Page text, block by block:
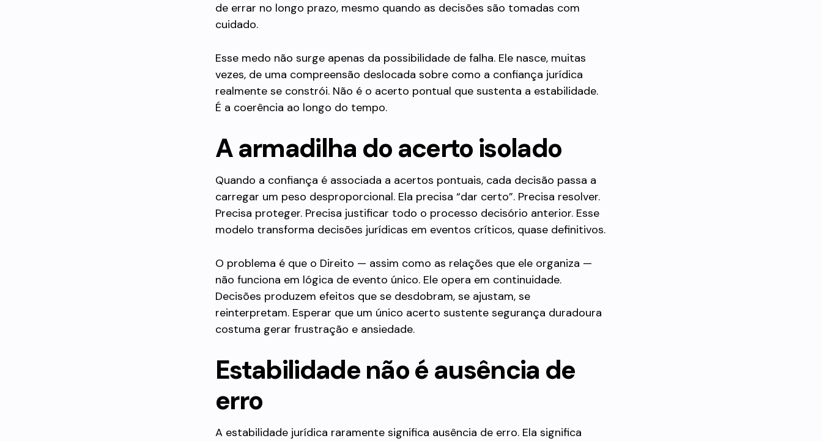
de errar no longo prazo, mesmo quando as decisões são tomadas com
cuidado.
Esse medo não surge apenas da possibilidade de falha. Ele nasce, muitas
vezes, de uma compreensão deslocada sobre como a confiança jurídica
realmente se constrói. Não é o acerto pontual que sustenta a estabilidade.
É a coerência ao longo do tempo.
A armadilha do acerto isolado
Quando a confiança é associada a acertos pontuais, cada decisão passa a
carregar um peso desproporcional. Ela precisa “dar certo”. Precisa resolver.
Precisa proteger. Precisa justificar todo o processo decisório anterior. Esse
modelo transforma decisões jurídicas em eventos críticos, quase definitivos.
O problema é que o Direito — assim como as relações que ele organiza —
não funciona em lógica de evento único. Ele opera em continuidade.
Decisões produzem efeitos que se desdobram, se ajustam, se
reinterpretam. Esperar que um único acerto sustente segurança duradoura
costuma gerar frustração e ansiedade.
Estabilidade não é ausência de
erro
A estabilidade jurídica raramente significa ausência de erro. Ela significa